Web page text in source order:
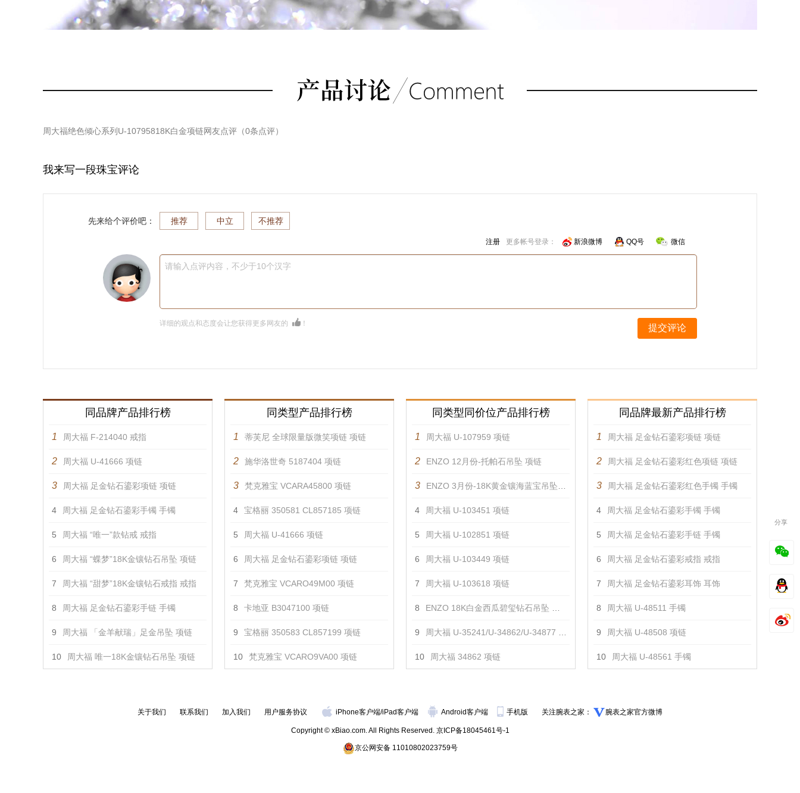
周大福绝色倾心系列U-10795818K白金项链网友点评（0条点评）
我来写一段珠宝评论
先来给个评价吧： 推荐 中立 不推荐
注册 更多帐号登录： 新浪微博 QQ号 微信
请输入点评内容，不少于10个汉字
详细的观点和态度会让您获得更多网友的 ！ 提交评论
同品牌产品排行榜
1 周大福 F-214040 戒指
2 周大福 U-41666 项链
3 周大福 足金钻石鎏彩项链 项链
4 周大福 足金钻石鎏彩手镯 手镯
5 周大福 “唯一”款钻戒 戒指
6 周大福 “蝶梦”18K金镶钻石吊坠 项链
7 周大福 “甜梦”18K金镶钻石戒指 戒指
8 周大福 足金钻石鎏彩手链 手镯
9 周大福 「金羊献瑞」足金吊坠 项链
10 周大福 唯一18K金镶钻石吊坠 项链
同类型产品排行榜
1 蒂芙尼 全球限量版微笑项链 项链
2 施华洛世奇 5187404 项链
3 梵克雅宝 VCARA45800 项链
4 宝格丽 350581 CL857185 项链
5 周大福 U-41666 项链
6 周大福 足金钻石鎏彩项链 项链
7 梵克雅宝 VCARO49M00 项链
8 卡地亚 B3047100 项链
9 宝格丽 350583 CL857199 项链
10 梵克雅宝 VCARO9VA00 项链
同类型同价位产品排行榜
1 周大福 U-107959 项链
2 ENZO 12月份-托帕石吊坠 项链
3 ENZO 3月份-18K黄金镶海蓝宝吊坠 项链
4 周大福 U-103451 项链
5 周大福 U-102851 项链
6 周大福 U-103449 项链
7 周大福 U-103618 项链
8 ENZO 18K白金西瓜碧玺钻石吊坠 项链
9 周大福 U-35241/U-34862/U-34877 项链
10 周大福 34862 项链
同品牌最新产品排行榜
1 周大福 足金钻石鎏彩项链 项链
2 周大福 足金钻石鎏彩红色项链 项链
3 周大福 足金钻石鎏彩红色手镯 手镯
4 周大福 足金钻石鎏彩手镯 手镯
5 周大福 足金钻石鎏彩手链 手镯
6 周大福 足金钻石鎏彩戒指 戒指
7 周大福 足金钻石鎏彩耳饰 耳饰
8 周大福 U-48511 手镯
9 周大福 U-48508 项链
10 周大福 U-48561 手镯
关于我们 联系我们 加入我们 用户服务协议 iPhone客户端/iPad客户端 Android客户端 手机版 关注腕表之家： 腕表之家官方微博
Copyright © xBiao.com. All Rights Reserved. 京ICP备18045461号-1
京公网安备 11010802023759号
分享